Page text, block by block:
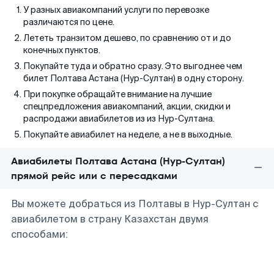
У разных авиакомпаний услуги по перевозке
различаются по цене.
Лететь транзитом дешево, по сравнению от и до
конечных пунктов.
Покупайте туда и обратно сразу. Это выгоднее чем
билет Полтава Астана (Нур-Султан) в одну сторону.
При покупке обращайте внимание на лучшие
спецпредложения авиакомпаний, акции, скидки и
распродажи авиабилетов из из Нур-Султана.
Покупайте авиабилет на неделе, а не в выходные.
Авиабилеты Полтава Астана (Нур-Султан)
прямой рейс или с пересадками
Вы можете добраться из Полтавы в Нур-Султан с
авиабилетом в страну Казахстан двумя
способами: